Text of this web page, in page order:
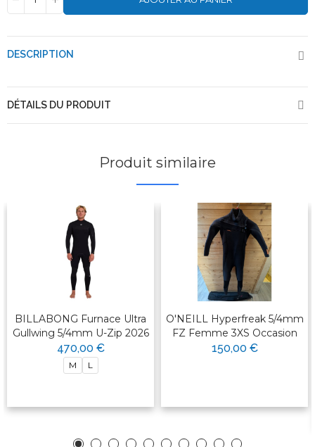
DESCRIPTION
DÉTAILS DU PRODUIT
Produit similaire
BILLABONG Furnace Ultra
Gullwing 5/4mm U-Zip 2026
470,00 €
M L
O'NEILL Hyperfreak 5/4mm
FZ Femme 3XS Occasion
150,00 €